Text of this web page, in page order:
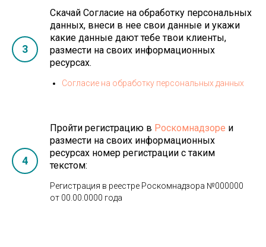
3
Скачай Согласие на обработку персональных
данных, внеси в нее свои данные и укажи
какие данные дают тебе твои клиенты,
размести на своих информационных
ресурсах.
Согласие на обработку персональных данных
4
Пройти регистрацию в Роскомнадзоре и
размести на своих информационных
ресурсах номер регистрации с таким
текстом:
Регистрация в реестре Роскомнадзора №000000
от 00.00.0000 года